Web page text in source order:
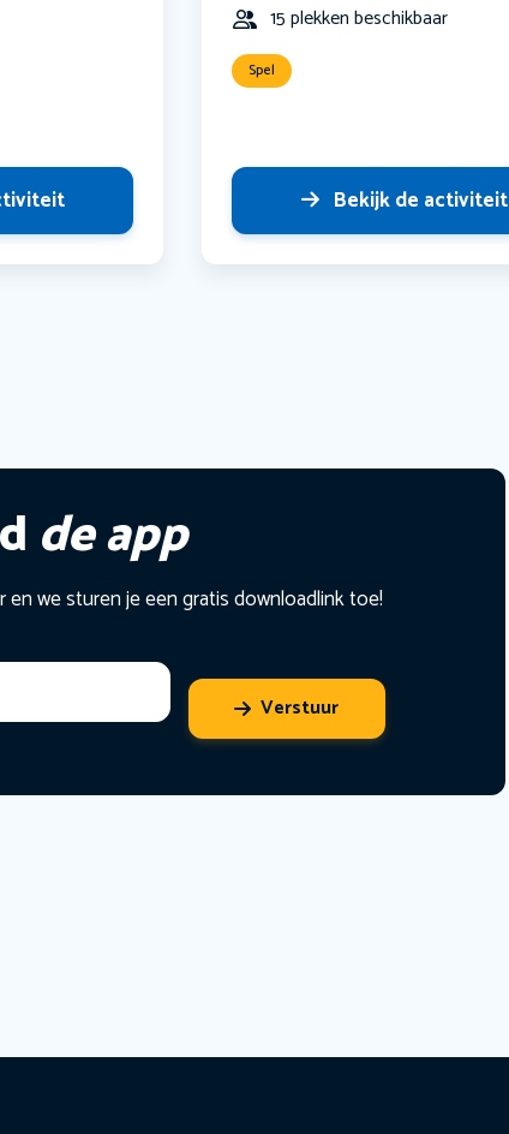
15 plekken beschikbaar
Spel
Bekijk de activiteit
de app
en we sturen je een gratis downloadlink toe!
Verstuur